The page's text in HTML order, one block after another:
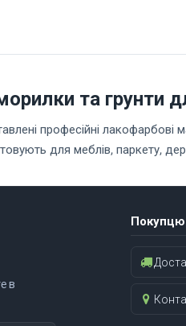
та грунти
професійні
для меблів, паркету,
та щоденного
і розчинник однієї системи
в цьому
- для столів, шаф,
дерев’яної підлоги,
в
Покупцю